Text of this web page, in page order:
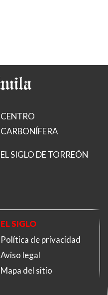
CENTRO
CARBONÍFERA
EL SIGLO DE TORREÓN
EL SIGLO
Política de privacidad
Aviso legal
Mapa del sitio